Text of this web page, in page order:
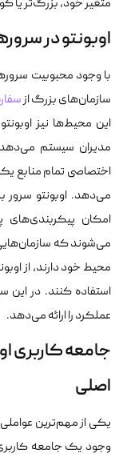
متغیر خود، بزرگ‌تر یا
اوبونتو در
با وجود محبوبیت
سازمان‌های بزرگ از
این محیط‌ها نیز
مدیران سیستم
اختصاصی تمام منابع یک
می‌دهد. اوبونتو سرور
امکان پیکربندی‌های
می‌شوند که
محیط خود دارند، از
استفاده کنند. در این
عملکرد را ارائه می‌دهد.
جامعه کاربری
اصلی
یکی از مهم‌ترین
وجود یک جامعه